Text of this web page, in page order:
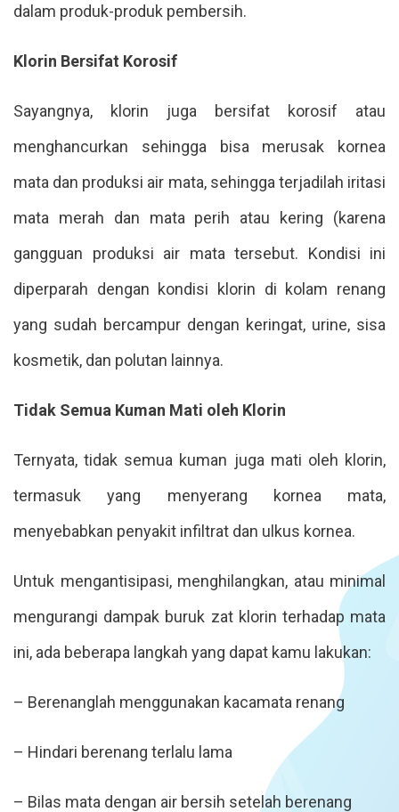
dalam produk-produk pembersih.
Klorin Bersifat Korosif
Sayangnya, klorin juga bersifat korosif atau
menghancurkan sehingga bisa merusak kornea
mata dan produksi air mata, sehingga terjadilah iritasi
mata merah dan mata perih atau kering (karena
gangguan produksi air mata tersebut. Kondisi ini
diperparah dengan kondisi klorin di kolam renang
yang sudah bercampur dengan keringat, urine, sisa
kosmetik, dan polutan lainnya.
Tidak Semua Kuman Mati oleh Klorin
Ternyata, tidak semua kuman juga mati oleh klorin,
termasuk yang menyerang kornea mata,
menyebabkan penyakit infiltrat dan ulkus kornea.
Untuk mengantisipasi, menghilangkan, atau minimal
mengurangi dampak buruk zat klorin terhadap mata
ini, ada beberapa langkah yang dapat kamu lakukan:
– Berenanglah menggunakan kacamata renang
– Hindari berenang terlalu lama
– Bilas mata dengan air bersih setelah berenang